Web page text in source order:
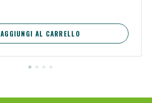
AGGIUNGI AL CARRELLO